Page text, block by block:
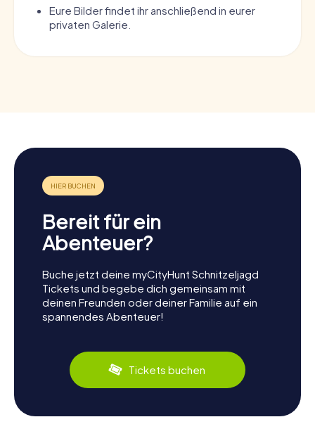
Eure Bilder findet ihr anschließend in eurer
privaten Galerie.
Bereit für ein
Abenteuer?
Buche jetzt deine myCityHunt Schnitzeljagd
Tickets und begebe dich gemeinsam mit
deinen Freunden oder deiner Familie auf ein
spannendes Abenteuer!
Tickets buchen